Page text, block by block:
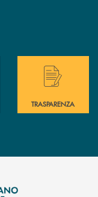
San Marzano.
immediata?
Hai bisogno di
TRASPARENZA